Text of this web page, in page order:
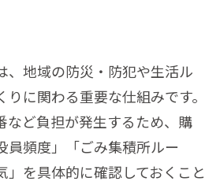
、地域の防災・防犯や生活ル
に関わる重要な仕組みです。
など負担が発生するため、購
員頻度」「ごみ集積所ルー
」を具体的に確認しておくこと